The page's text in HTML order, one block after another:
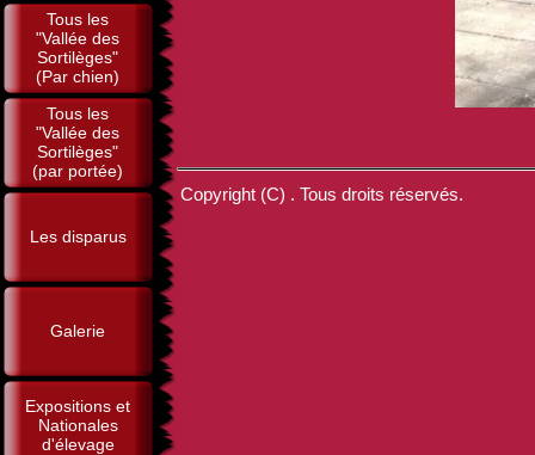
Tous les
"Vallée des
Sortilèges"
(Par chien)
Tous les
"Vallée des
Sortilèges"
(par portée)
Les disparus
Galerie
Expositions et
Nationales
d'élevage
Copyright (C) . Tous droits réservés.